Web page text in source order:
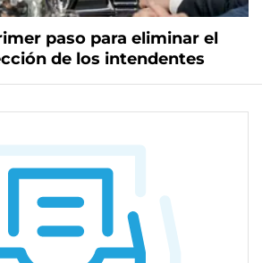
paso para eliminar el
de los intendentes